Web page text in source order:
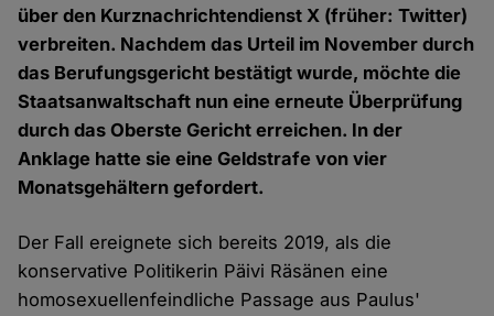
über den Kurznachrichtendienst X (früher: Twitter)
verbreiten. Nachdem das Urteil im November durch
das Berufungsgericht bestätigt wurde, möchte die
Staatsanwaltschaft nun eine erneute Überprüfung
durch das Oberste Gericht erreichen. In der
Anklage hatte sie eine Geldstrafe von vier
Monatsgehältern gefordert.
Der Fall ereignete sich bereits 2019, als die
konservative Politikerin Päivi Räsänen eine
homosexuellenfeindliche Passage aus Paulus'